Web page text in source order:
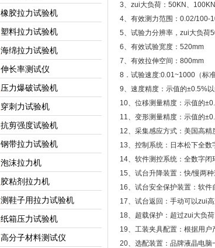
橡胶拉力试验机
塑料拉力试验机
海绵拉力试验机
伸长率测试仪
压力爆破试验机
穿刺力试验机
抗剪强度试验机
钢带拉力试验机
泡沫拉力机
胶粘剂拉力机
测鞋子用拉力试验机
纸箱压力试验机
高分子材料测试仪
3、zui大负荷：50KN、
4、有效测力范围：0.02/100-
5、试验力分辨率，zui大负荷
6、有效试验宽度：520mm
7、有效拉伸空间：800mm
8．试验速度:0.01~1000（标
9、速度精度：示值的±0.5%以
10、位移测量精度：示值的
11、变形测量精度：示值的
12、采集感应方式：美国高精
13、控制系统：日本松下全数
14、软件测控系统：全数字
15、试台升降装置：快/慢两种
16、试台安全保护装置：软件
17、试台返回：手动可以zui
18、超载保护：超过zui大负
19、工装夹具配置：根据用户
20、选配装置：品牌液晶电脑